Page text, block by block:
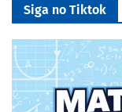
Siga no Tiktok